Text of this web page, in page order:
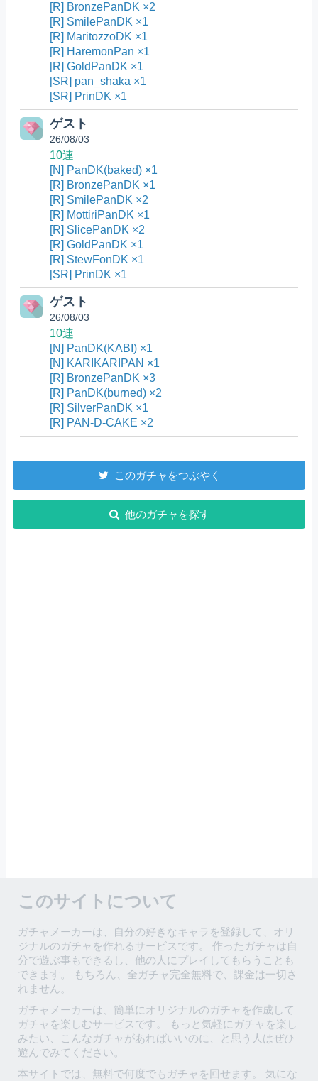
[R] BronzePanDK ×2
[R] SmilePanDK ×1
[R] MaritozzoDK ×1
[R] HaremonPan ×1
[R] GoldPanDK ×1
[SR] pan_shaka ×1
[SR] PrinDK ×1
ゲスト
26/08/03
10連
[N] PanDK(baked) ×1
[R] BronzePanDK ×1
[R] SmilePanDK ×2
[R] MottiriPanDK ×1
[R] SlicePanDK ×2
[R] GoldPanDK ×1
[R] StewFonDK ×1
[SR] PrinDK ×1
ゲスト
26/08/03
10連
[N] PanDK(KABI) ×1
[N] KARIKARIPAN ×1
[R] BronzePanDK ×3
[R] PanDK(burned) ×2
[R] SilverPanDK ×1
[R] PAN-D-CAKE ×2
このガチャをつぶやく
他のガチャを探す
このサイトについて
ガチャメーカーは、自分の好きなキャラを登録して、オリ
ジナルのガチャを作れるサービスです。 作ったガチャは自
分で遊ぶ事もできるし、他の人にプレイしてもらうことも
できます。 もちろん、全ガチャ完全無料で、課金は一切さ
れません。
ガチャメーカーは、簡単にオリジナルのガチャを作成して
ガチャを楽しむサービスです。 もっと気軽にガチャを楽し
みたい、こんなガチャがあればいいのに、と思う人はぜひ
遊んでみてください。
本サイトでは、無料で何度でもガチャを回せます。 気にな